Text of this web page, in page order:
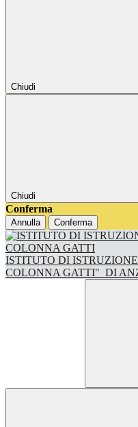
Chiudi
Chiudi
Conferma
Annulla Conferma
ISTITUTO DI
COLONNA GATTI" DI